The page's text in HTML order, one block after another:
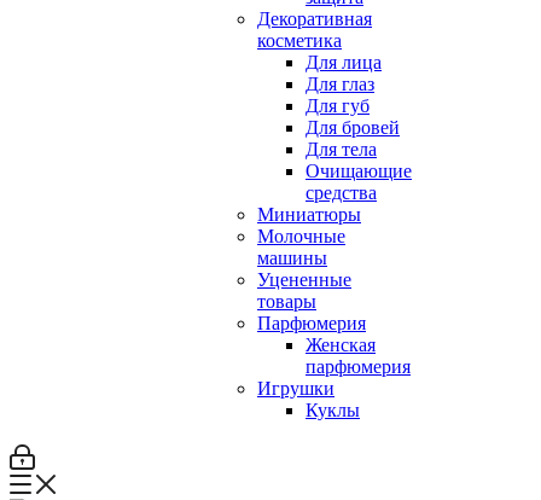
Декоративная
косметика
Для лица
Для глаз
Для губ
Для бровей
Для тела
Очищающие
средства
Миниатюры
Молочные
машины
Уцененные
товары
Парфюмерия
Женская
парфюмерия
Игрушки
Куклы